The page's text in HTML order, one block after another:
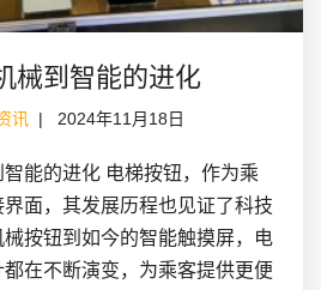
械到智能的进化
讯 2024年11月18日
能的进化 电梯按钮，作为乘
面，其发展历程也见证了科技
按钮到如今的智能触摸屏，电
在不断演变，为乘客提供更便